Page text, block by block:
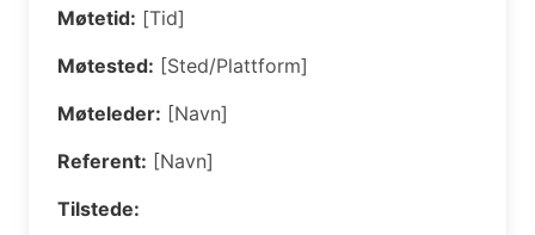
Møtetid: [Tid]
Møtested: [Sted/Plattform]
Møteleder: [Navn]
Referent: [Navn]
Tilstede: